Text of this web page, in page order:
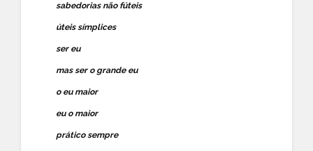
sabedorias não fúteis
úteis símplices
ser eu
mas ser o grande eu
o eu maior
eu o maior
prático sempre